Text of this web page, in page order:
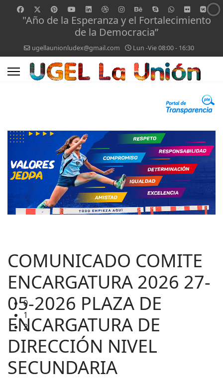
"Año de la Esperanza y el Fortalecimiento
de la Democracia”
ugellaunionludex@gmail.com Lun -Vie 08:00 - 16:30
0
1
2
COMUNICADO COMITE
ENCARGATURA 2026 27-
05-2026 PLAZA DE
ENCARGATURA DE
DIRECCIÓN NIVEL
SECUNDARIA